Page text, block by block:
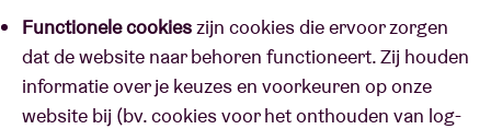
Functionele cookieszijn cookies die ervoor zorgen
dat de website naar behoren functioneert. Zij houden
informatie over je keuzes en voorkeuren op onze
website bij (bv. cookies voor het onthouden van log-